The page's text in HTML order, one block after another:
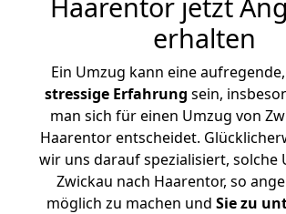
erhalten
Ein Umzug kann eine
stressige Erfahrung sein,
man sich für einen Umzug von
Haarentor entscheidet.
wir uns darauf spezialisiert, solche
Zwickau nach Haarentor, so
möglich zu machen und Sie zu